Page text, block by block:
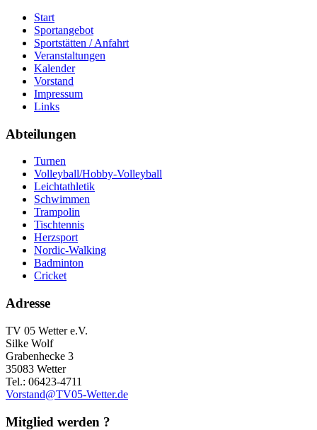
Start
Sportangebot
Sportstätten / Anfahrt
Veranstaltungen
Kalender
Vorstand
Impressum
Links
Abteilungen
Turnen
Volleyball/Hobby-Volleyball
Leichtathletik
Schwimmen
Trampolin
Tischtennis
Herzsport
Nordic-Walking
Badminton
Cricket
Adresse
TV 05 Wetter e.V.
Silke Wolf
Grabenhecke 3
35083 Wetter
Tel.: 06423-4711
Vorstand@TV05-Wetter.de
Mitglied werden ?